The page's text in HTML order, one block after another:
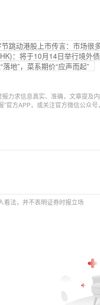
跳动港股上市传言：市场很
：将于10月14日举行境外
地”，菜系期价“应声而起”
报力求信息真实、准确，文章提及
”官方APP，或关注官方微信公众
看法，并不表明证券时报立场